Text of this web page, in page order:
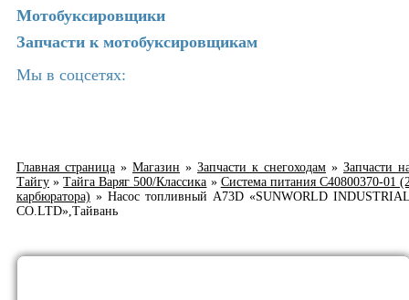
Мотобуксировщики
Запчасти к мотобуксировщикам
Мы в соцсетях:
Главная страница » Магазин » Запчасти к снегоходам » Запчасти
Тайгу »Тайга Варяг 500/Классика » Система питания C40800370-01
карбюратора) » Насос топливный A73D «SUNWORLD
CO.LTD»,Тайвань